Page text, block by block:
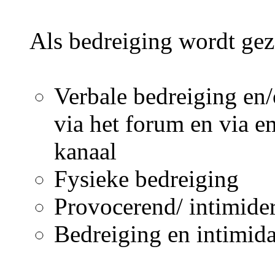
Als bedreiging wordt
Verbale bedreiging
via het forum en via
kanaal
Fysieke bedreiging
Provocerend/
Bedreiging en